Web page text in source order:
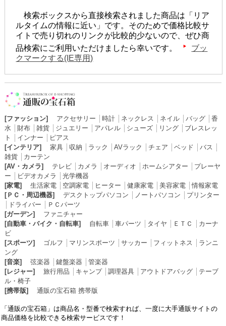
検索ボックスから直接検索されました商品は「リア
ルタイムの情報に近い」です。そのためで価格比較サ
イトで売り切れのリンクが比較的少ないので、ぜひ商
品検索にご利用いただけましたら幸いです。
ブッ
クマークする(IE専用)
[ファッション] アクセサリー 時計│ ネックレス ネイル│ バッグ│ 香
水
財布│ 雑貨│ ジュエリー アパレル│ シューズ│ リング│ ブレスレッ
ト
インナー
ピアス
[インテリア]
家具│ 収納 ラック AVラック チェア ベッド バス
雑貨│ カーテン
[AV・カメラ]
テレビ│ カメラ オーディオ ホームシアター
プレーヤ
ー
ビデオカメラ
光学機器
[家電]
生活家電│ 空調家電│ ヒーター 健康家電│ 美容家電│情報家電
[ＰＣ・周辺機器]
デスクトップパソコン ノートパソコン
プリンター
ドライバー
ＰＣパーツ
[ガーデン]
ファニチャー
[自動車・バイク・自転車]
自転車│ 車パーツ タイヤ ＥＴＣ
カーナ
ビ
[スポーツ]
ゴルフ マリンスポーツ サッカー フィットネス
ランニ
ング
[音楽]
弦楽器 鍵盤楽器
管楽器
[レジャー]
旅行用品 キャンプ│ 調理器具│ アウトドアバッグ│ テーブ
ル・椅子
[携帯版]
通販の宝石箱 携帯版
「通販の宝石箱」は商品名・型番で検索すれば、一度に大手通販サイトの
商品価格を比較できる検索サービスです！